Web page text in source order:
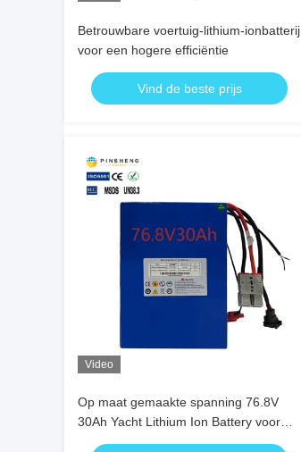
Betrouwbare voertuig-lithium-ionbatterij
voor een hogere efficiëntie
Vind de beste prijs
Video
Op maat gemaakte spanning 76.8V
30Ah Yacht Lithium Ion Battery voor
elektrische jachten OEM ODM